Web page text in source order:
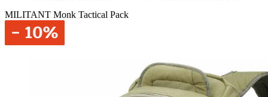
MILITANT Monk Tactical Pack